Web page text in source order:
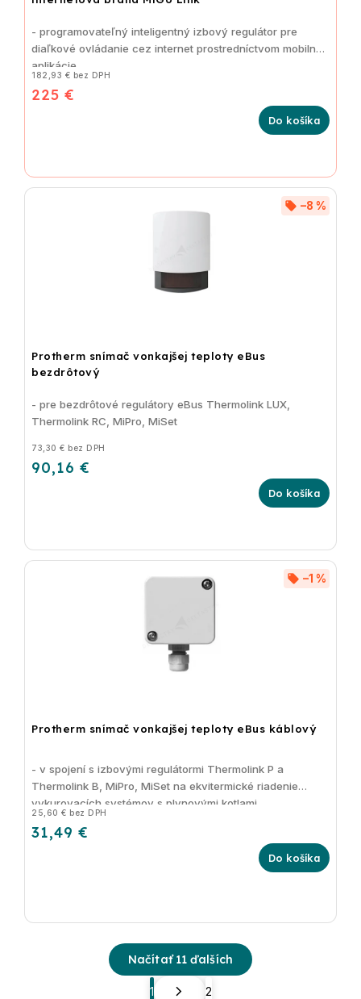
182,93 € bez DPH
225 €
Do košíka
- programovateľný inteligentný izbový regulátor pre
diaľkové ovládanie cez internet prostredníctvom mobilnej
aplikácie
Protherm snímač vonkajšej teploty eBus
bezdrôtový
–8 %
73,30 € bez DPH
90,16 €
Do košíka
- pre bezdrôtové regulátory eBus Thermolink LUX,
Thermolink RC, MiPro, MiSet
Protherm snímač vonkajšej teploty eBus káblový
–1 %
25,60 € bez DPH
31,49 €
Do košíka
- v spojení s izbovými regulátormi Thermolink P a
Thermolink B, MiPro, MiSet na ekvitermické riadenie
vykurovacích systémov s plynovými kotlami,
elektrokotlami so zabudovanou eBus zbernicou
Načítať 11 ďalších
1 2